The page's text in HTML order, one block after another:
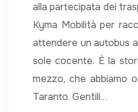
alla partecipata dei
Kyma Mobilità per
attendere un autobus
sole cocente. È la
mezzo, che abbiamo
Taranto. Gentili…